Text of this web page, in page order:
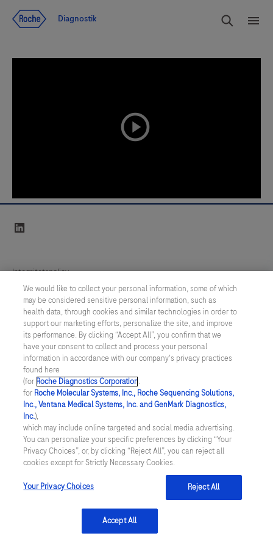
Diagnostik
playicon
Integritetspolicy
Inställningar för cookies
Kontakt
SWEDEN/Svenska
© 2026 Roche Diagnostics Sverige (Roche Diagnostics Scandinavia AB)
Senast uppdaterad: 09.08.2026
Den här webbplatsen är riktad till en bred målgrupp. Det kan
därför förekomma produktinformation eller annan information som
inte är tillämplig för dig eller landet du är verksam i. Observera att
vi inte är ansvariga för eventuell användning av information som
inte uppfyller lagkrav eller regler om godkännande eller
We would like to collect your personal information, some of which
may be considered sensitive personal information, such as
health data, through cookies and similar technologies in order to
support our marketing efforts, personalize the site, and improve
its performance. By clicking “Accept All”, you confirm that we
have your consent to collect and process your personal
information in accordance with our company's privacy practices
found here
(for Roche Diagnostics Corporation.
for Roche Molecular Systems, Inc., Roche Sequencing Solutions,
Inc., Ventana Medical Systems, Inc. and GenMark Diagnostics,
Inc.),
which may include online targeted and social media advertising.
You can personalize your specific preferences by clicking “Your
Privacy Choices”, or, by clicking “Reject All”, you can reject all
cookies except for Strictly Necessary Cookies.
Your Privacy Choices Reject All
Accept All